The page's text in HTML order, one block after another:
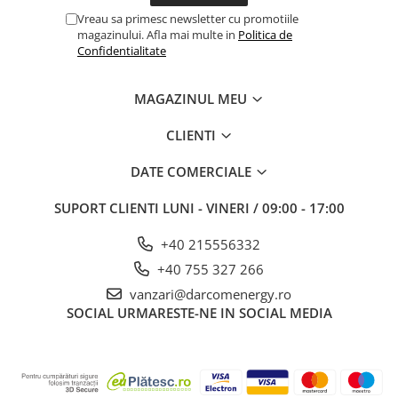
Vreau sa primesc newsletter cu promotiile
magazinului. Afla mai multe in Politica de
Confidentialitate
MAGAZINUL MEU
CLIENTI
DATE COMERCIALE
SUPORT CLIENTI LUNI - VINERI / 09:00 - 17:00
+40 215556332
+40 755 327 266
vanzari@darcomenergy.ro
SOCIAL URMARESTE-NE IN SOCIAL MEDIA